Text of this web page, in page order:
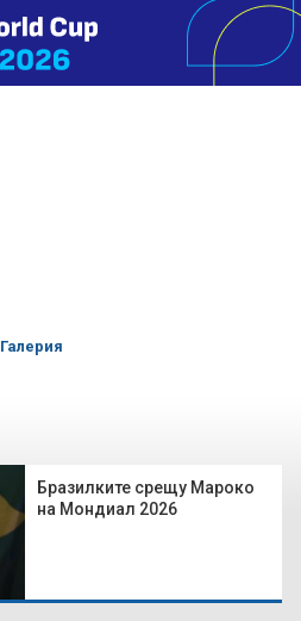
Галерия
Бразилките срещу Мароко
на Мондиал 2026